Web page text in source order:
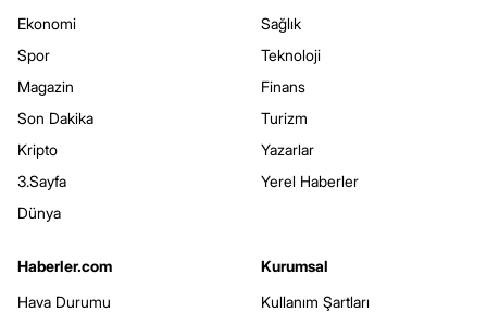
Ekonomi
Spor
Magazin
Son Dakika
Kripto
3.Sayfa
Dünya
Sağlık
Teknoloji
Finans
Turizm
Yazarlar
Yerel Haberler
Haberler.com
Hava Durumu
Kurumsal
Kullanım Şartları